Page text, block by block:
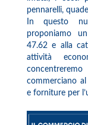
pennarelli,
In questo
proponiamo
47.62 e alla
attività
commerciano
e forniture per